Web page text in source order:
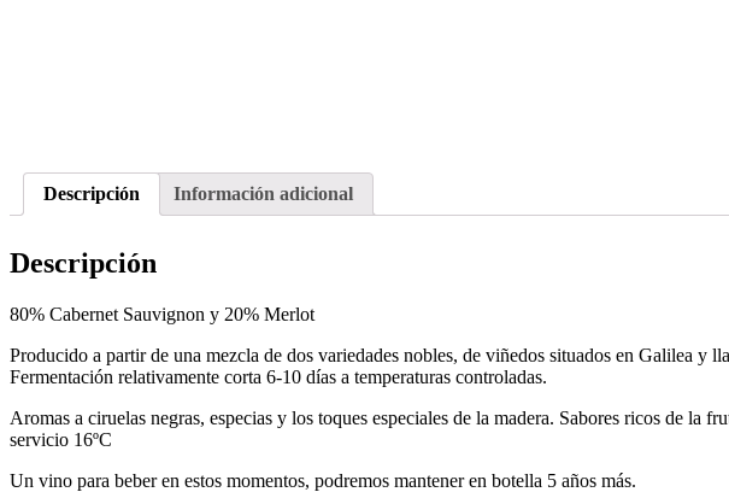
Descripción Información adicional
Descripción
80% Cabernet Sauvignon y 20% Merlot
Producido a partir de una mezcla de dos variedades nobles, de viñedos situados en Galilea y
Fermentación relativamente corta 6-10 días a temperaturas controladas.
Aromas a ciruelas negras, especias y los toques especiales de la madera. Sabores ricos de
servicio 16ºC
Un vino para beber en estos momentos, podremos mantener en botella 5 años más.